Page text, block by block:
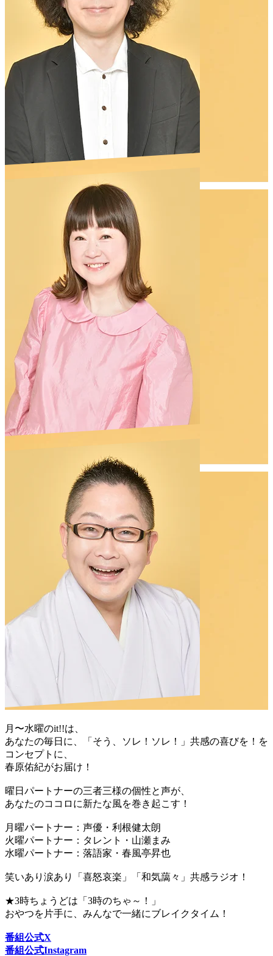
月〜水曜のit!!は、
あなたの毎日に、「そう、ソレ！ソレ！」共感の喜びを！を
コンセプトに、
春原佑紀がお届け！
曜日パートナーの三者三様の個性と声が、
あなたのココロに新たな風を巻き起こす！
月曜パートナー：声優・利根健太朗
火曜パートナー：タレント・山瀬まみ
水曜パートナー：落語家・春風亭昇也
笑いあり涙あり「喜怒哀楽」「和気藹々」共感ラジオ！
★3時ちょうどは「3時のちゃ～！」
おやつを片手に、みんなで一緒にブレイクタイム！
番組公式X
番組公式Instagram